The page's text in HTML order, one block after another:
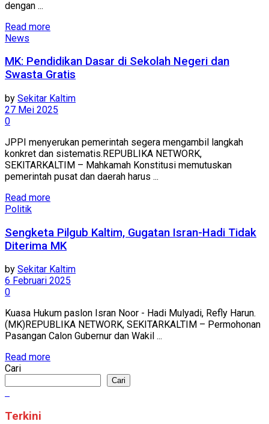
dengan ...
Read more
News
MK: Pendidikan Dasar di Sekolah Negeri dan
Swasta Gratis
by Sekitar Kaltim
27 Mei 2025
0
JPPI menyerukan pemerintah segera mengambil langkah
konkret dan sistematis.REPUBLIKA NETWORK,
SEKITARKALTIM – Mahkamah Konstitusi memutuskan
pemerintah pusat dan daerah harus ...
Read more
Politik
Sengketa Pilgub Kaltim, Gugatan Isran-Hadi Tidak
Diterima MK
by Sekitar Kaltim
6 Februari 2025
0
Kuasa Hukum paslon Isran Noor - Hadi Mulyadi, Refly Harun.
(MK)REPUBLIKA NETWORK, SEKITARKALTIM – Permohonan
Pasangan Calon Gubernur dan Wakil ...
Read more
Cari
Cari
Terkini